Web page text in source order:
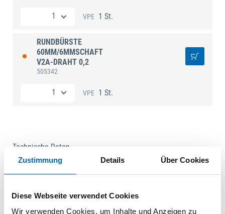
Zustimmung Details Über Cookies
Diese Webseite verwendet Cookies
Wir verwenden Cookies, um Inhalte und Anzeigen zu
VPE 1 St.
RUNDBÜRSTE
60MM/6MMSCHAFT
V2A-DRAHT 0,2
505342
VPE 1 St.
Technische Daten
Produktart